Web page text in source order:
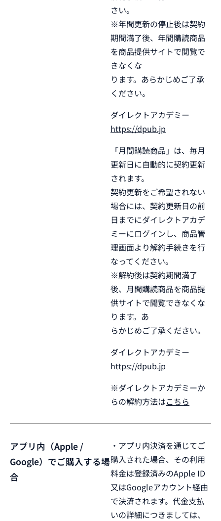
さい。
※年間更新の停止後は契約
期間満了後、年間購読商品
を商品提供サイトで閲覧で
きなくな
ります。あらかじめご了承
ください。
ダイレクトアカデミー
https://dpub.jp
「月間購読商品」は、毎月
更新日に自動的に契約更新
されます。
契約更新をご希望されない
場合には、契約更新日の前
日までにダイレクトアカデ
ミーにログインし、商品管
理画面より解約手続きを行
なってください。
※解約後は契約期間満了
後、月間購読商品を商品提
供サイトで閲覧できなくな
ります。あ
らかじめご了承ください。
ダイレクトアカデミー
https://dpub.jp
※ダイレクトアカデミーか
らの解約方法はこちら
アプリ内（Apple /
Google）でご購入する場
合
・アプリ内決済を通じてご
購入された場合、その利用
料金は登録済みのApple ID
又はGoogleアカウント経由
で決済されます。代金支払
いの詳細につきましては、